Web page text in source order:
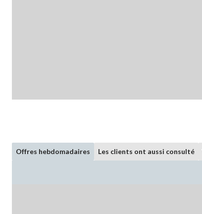
Offres hebdomadaires Les clients ont aussi consulté